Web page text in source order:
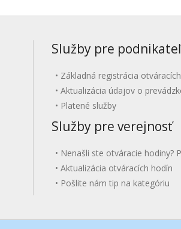
Služby pre
Základná registrácia
Aktualizácia údajov o
Platené služby
Služby pre verejnosť
Nenašli ste otváracie hodiny?
Aktualizácia otváracích hodín
Pošlite nám tip na kategóriu